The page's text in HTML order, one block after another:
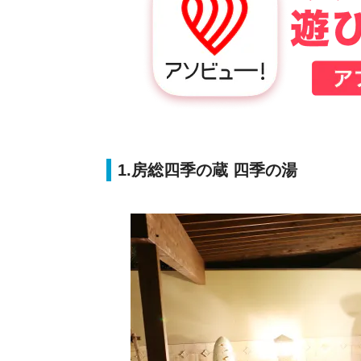
1.房総四季の蔵 四季の湯